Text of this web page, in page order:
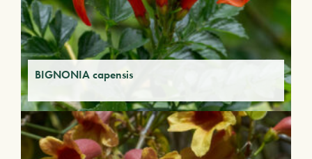
BIGNONIA capensis